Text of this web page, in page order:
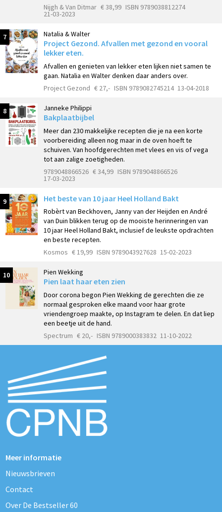
Nijgh & Van Ditmar € 38,99 ISBN 9789038812274
21-03-2023
7 Natalia & Walter
Project Gezond. Afvallen met gezond en vooral
lekker eten.
Afvallen en genieten van lekker eten lijken niet samen te
gaan. Natalia en Walter denken daar anders over.
Project Gezond € 27,- ISBN 9789082745214 13-04-2018
8 Janneke Philippi
Bakplaatbijbel
Meer dan 230 makkelijke recepten die je na een korte
voorbereiding alleen nog maar in de oven hoeft te
schuiven. Van hoofdgerechten met vlees en vis of vega
tot aan zalige zoetigheden.
9789048866526 € 34,99 ISBN 9789048866526
17-03-2023
9 Het beste van 10 jaar Heel Holland Bakt
Robèrt van Beckhoven, Janny van der Heijden en André
van Duin blikken terug op de mooiste herinneringen van
10 jaar Heel Holland Bakt, inclusief de leukste opdrachten
en beste recepten.
Kosmos € 19,99 ISBN 9789043927628 15-02-2023
10 Pien Wekking
Pien laat haar eten zien
Door corona begon Pien Wekking de gerechten die ze
normaal gesproken elke maand voor haar grote
vriendengroep maakte, op Instagram te delen. En dat liep
een beetje uit de hand.
Spectrum € 20,- ISBN 9789000383832 11-10-2022
Meer informatie
Nieuwsbrieven
Contact
Over De Bestseller 60